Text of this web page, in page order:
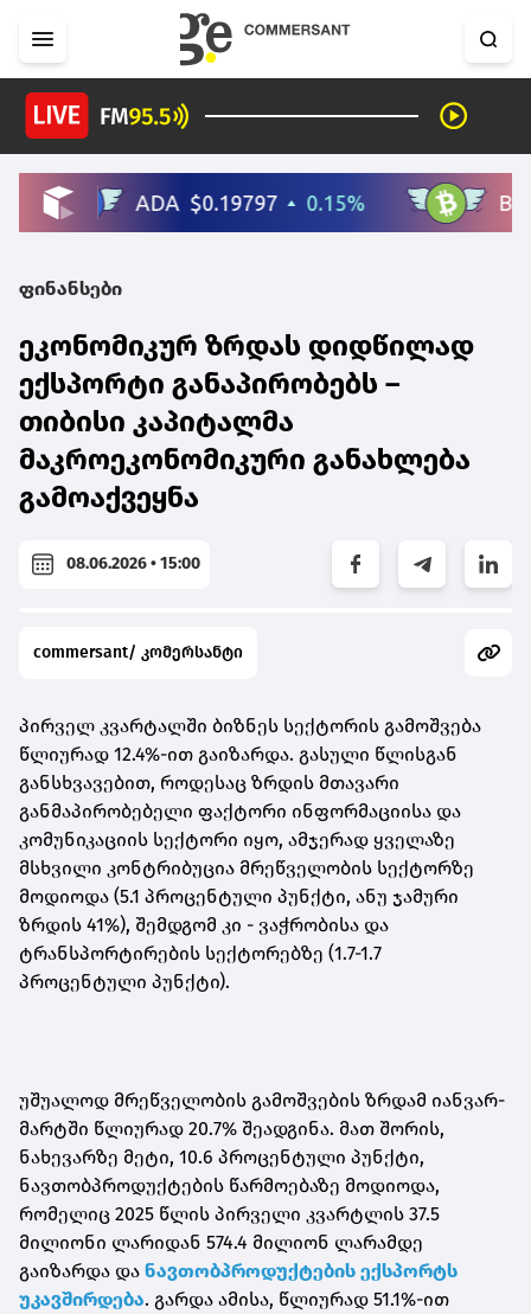
ფინანსები
ეკონომიკურ ზრდას დიდწილად
ექსპორტი განაპირობებს –
თიბისი კაპიტალმა
მაკროეკონომიკური განახლება
გამოაქვეყნა
08.06.2026 • 15:00
commersant/ კომერსანტი
პირველ კვარტალში ბიზნეს სექტორის გამოშვება
წლიურად 12.4%-ით გაიზარდა. გასული წლისგან
განსხვავებით, როდესაც ზრდის მთავარი
განმაპირობებელი ფაქტორი ინფორმაციისა და
კომუნიკაციის სექტორი იყო, ამჯერად ყველაზე
მსხვილი კონტრიბუცია მრეწველობის სექტორზე
მოდიოდა (5.1 პროცენტული პუნქტი, ანუ ჯამური
ზრდის 41%), შემდგომ კი - ვაჭრობისა და
ტრანსპორტირების სექტორებზე (1.7-1.7
პროცენტული პუნქტი).
უშუალოდ მრეწველობის გამოშვების ზრდამ იანვარ-
მარტში წლიურად 20.7% შეადგინა. მათ შორის,
ნახევარზე მეტი, 10.6 პროცენტული პუნქტი,
ნავთობპროდუქტების წარმოებაზე მოდიოდა,
რომელიც 2025 წლის პირველი კვარტლის 37.5
მილიონი ლარიდან 574.4 მილიონ ლარამდე
გაიზარდა და ნავთობპროდუქტების ექსპორტს
უკავშირდება. გარდა ამისა, წლიურად 51.1%-ით